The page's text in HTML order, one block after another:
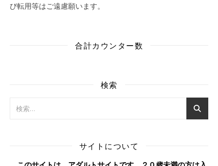
び転用等はご遠慮願います。
合計カウンター数
検索
サイトについて